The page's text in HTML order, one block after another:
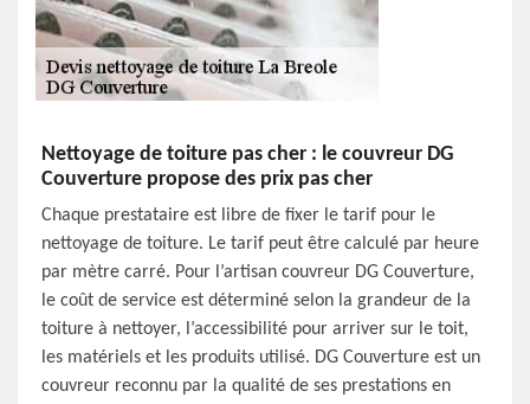
Nettoyage de toiture pas cher : le couvreur DG
Couverture propose des prix pas cher
Chaque prestataire est libre de fixer le tarif pour le
nettoyage de toiture. Le tarif peut être calculé par heure
par mètre carré. Pour l’artisan couvreur DG Couverture,
le coût de service est déterminé selon la grandeur de la
toiture à nettoyer, l’accessibilité pour arriver sur le toit,
les matériels et les produits utilisé. DG Couverture est un
couvreur reconnu par la qualité de ses prestations en